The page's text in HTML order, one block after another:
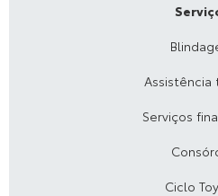
Assistência
Serviços
Ciclo